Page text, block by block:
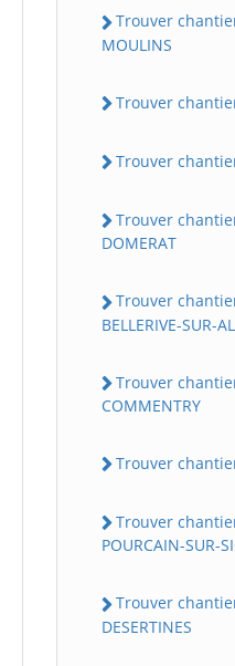
Trouver
MOULINS
Trouver
Trouver
Trouver
DOMERAT
Trouver
BELLERIVE-SUR-
Trouver
COMMENTRY
Trouver
Trouver
POURCAIN-SUR-
Trouver
DESERTINES